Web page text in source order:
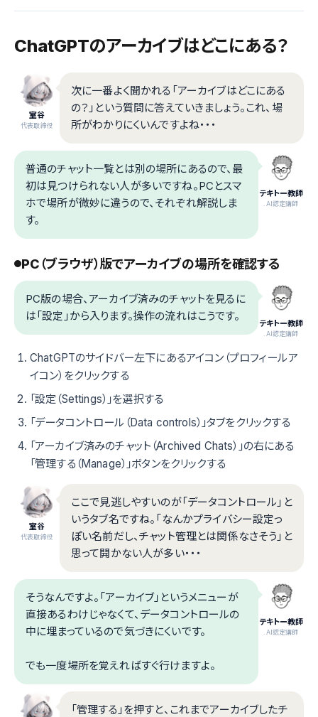
ChatGPTのアーカイブはどこにある？
室谷
代表取締役
次に一番よく聞かれる「アーカイブはどこにある
の？」という質問に答えていきましょう。これ、場
所がわかりにくいんですよね・・・
テキトー教師
.AI認定講師
普通のチャット一覧とは別の場所にあるので、最
初は見つけられない人が多いですね。PCとスマ
ホで場所が微妙に違うので、それぞれ解説しま
す。
PC（ブラウザ）版でアーカイブの場所を確認する
テキトー教師
.AI認定講師
PC版の場合、アーカイブ済みのチャットを見るに
は「設定」から入ります。操作の流れはこうです。
ChatGPTのサイドバー左下にあるアイコン（プロフィールア
イコン）をクリックする
「設定（Settings）」を選択する
「データコントロール（Data controls）」タブをクリックする
「アーカイブ済みのチャット（Archived Chats）」の右にある
「管理する（Manage）」ボタンをクリックする
室谷
代表取締役
ここで見逃しやすいのが「データコントロール」と
いうタブ名ですね。「なんかプライバシー設定っ
ぽい名前だし、チャット管理とは関係なさそう」と
思って開かない人が多い・・・
テキトー教師
.AI認定講師
そうなんですよ。「アーカイブ」というメニューが
直接あるわけじゃなくて、データコントロールの
中に埋まっているので気づきにくいです。
でも一度場所を覚えればすぐ行けますよ。
「管理する」を押すと、これまでアーカイブしたチ